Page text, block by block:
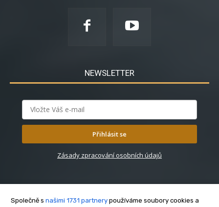
NEWSLETTER
Přihlásit se
Zásady zpracování osobních údajů
Společně s našimi 1731 partnery používáme soubory cookies a